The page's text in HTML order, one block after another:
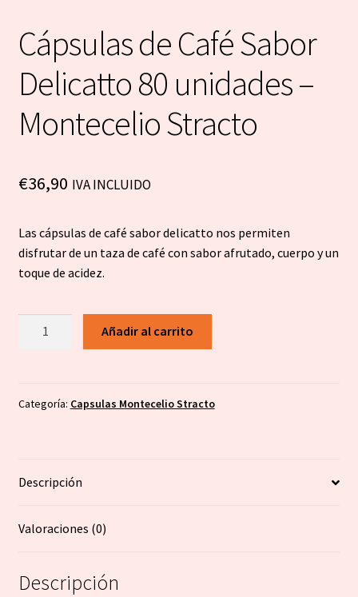
Cápsulas de Café Sabor
Delicatto 80 unidades –
Montecelio Stracto
€36,90 IVA INCLUIDO
Las cápsulas de café sabor delicatto nos permiten
disfrutar de un taza de café con sabor afrutado, cuerpo y un
toque de acidez.
Delicatto
Montecelio
cantidad
Añadir al carrito
Categoría: Capsulas Montecelio Stracto
Descripción
Valoraciones (0)
Descripción